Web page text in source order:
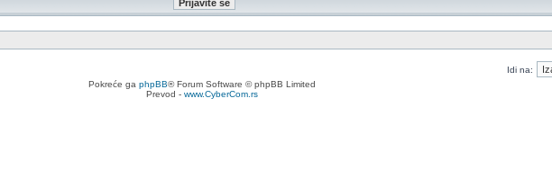
Idi na:
Pokreće ga phpBB® Forum Software © phpBB Limited
Prevod - www.CyberCom.rs